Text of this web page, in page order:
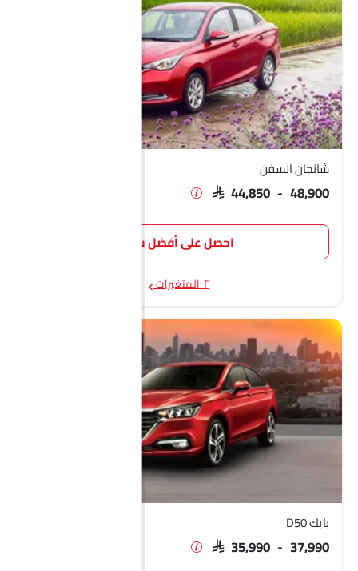
شانجان السفن
SAR 44,850 - 48,900
احصل على أفضل سعر
٢ المتغيرات
بايك D50
SAR 35,990 - 37,990